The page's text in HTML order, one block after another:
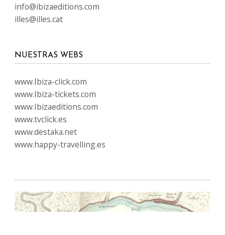
info@ibizaeditions.com
illes@illes.cat
NUESTRAS WEBS
www.Ibiza-click.com
www.Ibiza-tickets.com
www.Ibizaeditions.com
www.tvclick.es
www.destaka.net
www.happy-travelling.es